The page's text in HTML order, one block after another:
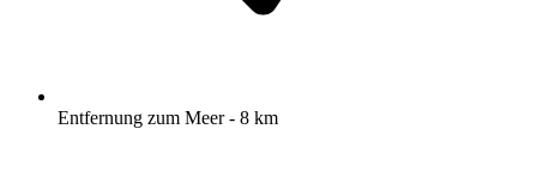
Entfernung zum Meer - 8 km